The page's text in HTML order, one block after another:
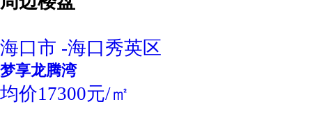
海口市 -海口秀英区
梦享龙腾湾
均价17300元/㎡